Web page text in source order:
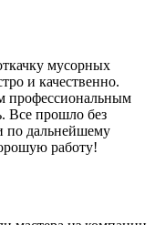
мусорных
и качественно.
профессиональным
Все прошло без
по дальнейшему
работу!